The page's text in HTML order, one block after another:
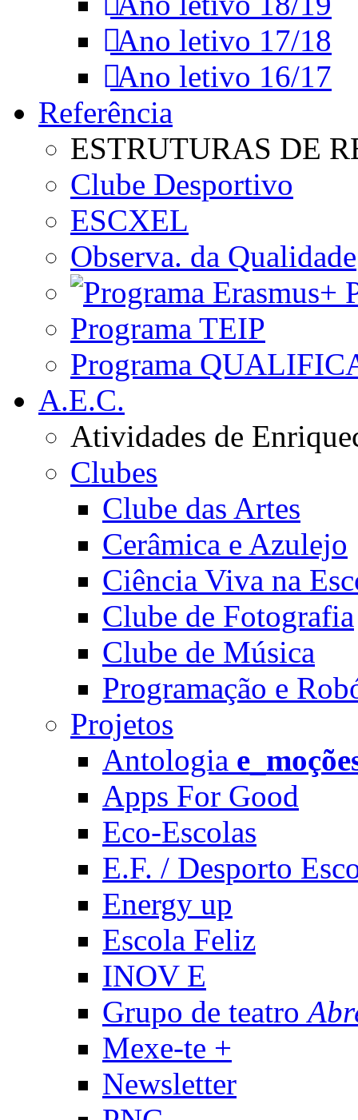
Ano letivo 17/18
Ano letivo 16/17
Referência
ESTRUTURAS DE
Clube Desportivo
ESCXEL
Observa. da Qualidade
Programa TEIP
Programa
A.E.C.
Atividades de
Clubes
Clube das Artes
Cerâmica e Azulejo
Ciência Viva na
Clube de Fotografia
Clube de Música
Programação e
Projetos
Antologia
Apps For Good
Eco-Escolas
E.F. / Desporto
Energy up
Escola Feliz
INOV E
Grupo de teatro
Mexe-te +
Newsletter